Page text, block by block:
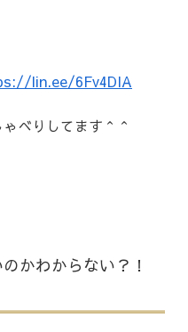
lin.ee/6Fv4DIA
べりしてます＾＾
かわからない？！